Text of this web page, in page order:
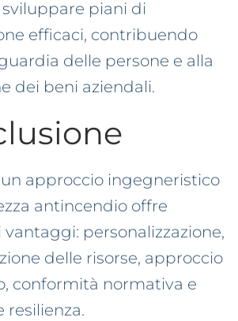
piani di
efficaci, contribuendo
delle persone e alla
dei beni aziendali.
approccio ingegneristico
antincendio offre
vantaggi: personalizzazione,
delle risorse, approccio
conformità normativa e
resilienza.